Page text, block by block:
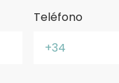
Teléfono